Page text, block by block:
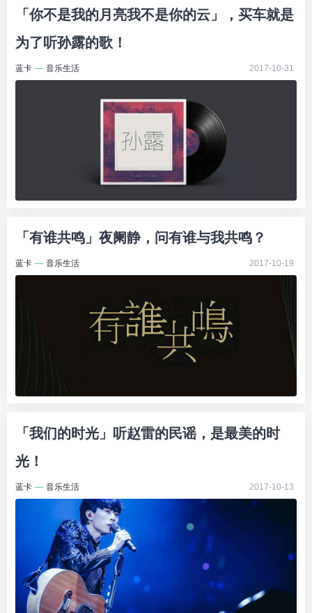
「你不是我的月亮我不是你的云」，买车就是
为了听孙露的歌！
蓝卡 — 音乐生活 2017-10-31
「有谁共鸣」夜阑静，问有谁与我共鸣？
蓝卡 — 音乐生活 2017-10-19
「我们的时光」听赵雷的民谣，是最美的时
光！
蓝卡 — 音乐生活 2017-10-13